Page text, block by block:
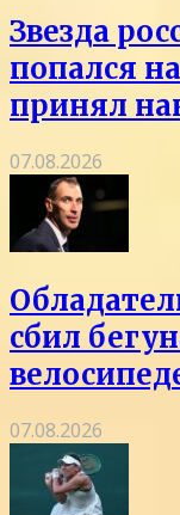
Звезда
попался
принял
07.08.2026
сбил
07.08.2026